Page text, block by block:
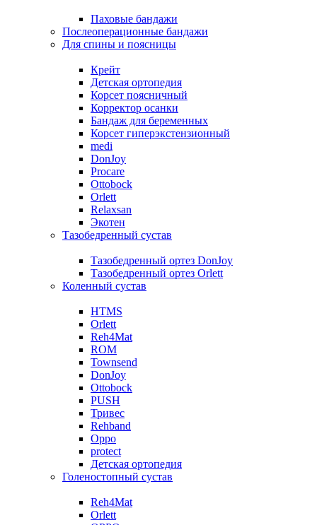
Паховые бандажи
Послеоперационные бандажи
Для спины и поясницы
Крейт
Детская ортопедия
Корсет поясничный
Корректор осанки
Бандаж для беременных
Корсет гиперэкстензионный
medi
DonJoy
Procare
Ottobock
Orlett
Relaxsan
Экотен
Тазобедренный сустав
Тазобедренный ортез DonJoy
Тазобедренный ортез Orlett
Коленный сустав
HTMS
Orlett
Reh4Mat
ROM
Townsend
DonJoy
Ottobock
PUSH
Тривес
Rehband
Oppo
protect
Детская ортопедия
Голеностопный сустав
Reh4Mat
Orlett